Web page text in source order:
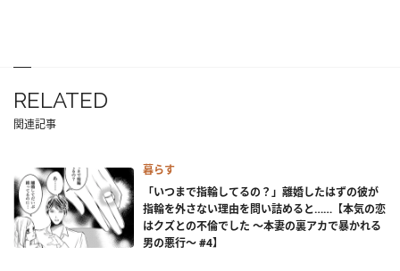
RELATED
関連記事
暮らす
「いつまで指輪してるの？」離婚したはずの彼が
指輪を外さない理由を問い詰めると……【本気の恋
はクズとの不倫でした ～本妻の裏アカで暴かれる
男の悪行～ #4】